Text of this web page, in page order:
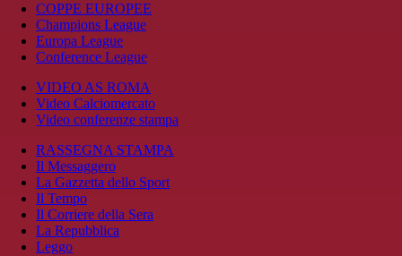
COPPE EUROPEE
Champions League
Europa League
Conference League
VIDEO AS ROMA
Video Calciomercato
Video conferenze stampa
RASSEGNA STAMPA
Il Messaggero
La Gazzetta dello Sport
Il Tempo
Il Corriere della Sera
La Repubblica
Leggo